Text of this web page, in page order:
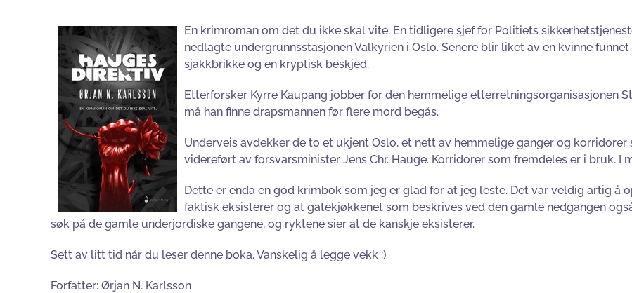
En krimroman om det du ikke skal vite. En tidligere sjef for Politiets
nedlagte undergrunnsstasjonen Valkyrien i Oslo. Senere blir liket av en kvinne
sjakkbrikke og en kryptisk beskjed.
Etterforsker Kyrre Kaupang jobber for den hemmelige etterretningsorganisasjonen
må han finne drapsmannen før flere mord begås.
Underveis avdekker de to et ukjent Oslo, et nett av hemmelige ganger og
videreført av forsvarsminister Jens Chr. Hauge. Korridorer som fremdeles er i bruk.
Dette er enda en god krimbok som jeg er glad for at jeg leste. Det var veldig artig å
faktisk eksisterer og at gatekjøkkenet som beskrives ved den gamle nedgangen
søk på de gamle underjordiske gangene, og ryktene sier at de kanskje eksisterer.
Sett av litt tid når du leser denne boka. Vanskelig å legge vekk :)
Forfatter: Ørjan N. Karlsson